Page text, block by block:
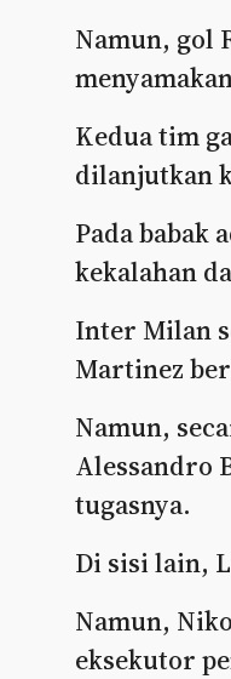
Namun, gol
Kedua tim
dilanjutkan
Pada babak
kekalahan
Inter Milan
Martinez
Namun,
Alessandro
tugasnya.
Di sisi lain,
Namun,
eksekutor